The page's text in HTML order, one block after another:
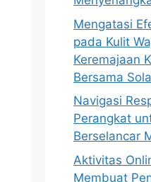
Mengatasi
pada Kulit
Keremajaan
Bersama
Navigasi
Perangkat
Berselancar
Aktivitas
Membuat